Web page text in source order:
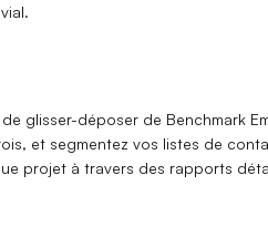
de glisser-déposer de Benchmark
et segmentez vos listes de
projet à travers des rapports